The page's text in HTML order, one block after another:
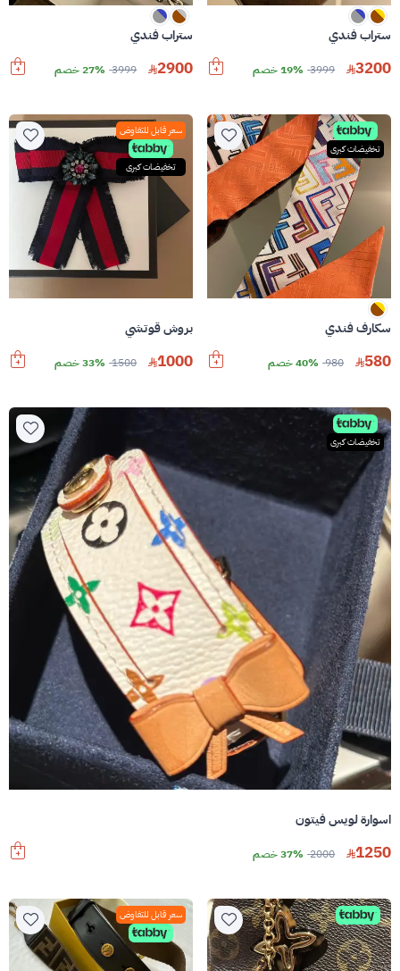
ستراب فندي
3200
3999 19% خصم
ستراب فندي
2900
3999 27% خصم
تخفيضات كبرى
سكارف فندي
580
980 40% خصم
سعر قابل للتفاوض
تخفيضات كبرى
بروش قوتشي
1000
1500 33% خصم
تخفيضات كبرى
اسوارة لويس فيتون
1250
2000 37% خصم
سعر قابل للتفاوض